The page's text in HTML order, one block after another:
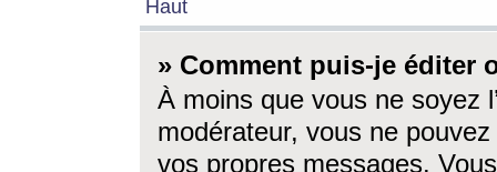
Haut
» Comment puis-je éditer
À moins que vous ne soyez
modérateur, vous ne
vos propres messages.